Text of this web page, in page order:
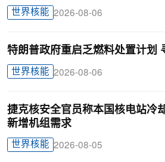
世界核能 2026-08-06
特朗普政府重启乏燃料处置计划
世界核能 2026-08-06
捷克核安全官员称本国核电站冷
新增机组需求
世界核能 2026-08-05